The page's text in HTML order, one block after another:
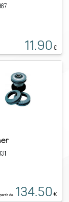
11.90 €
de 134.50 €